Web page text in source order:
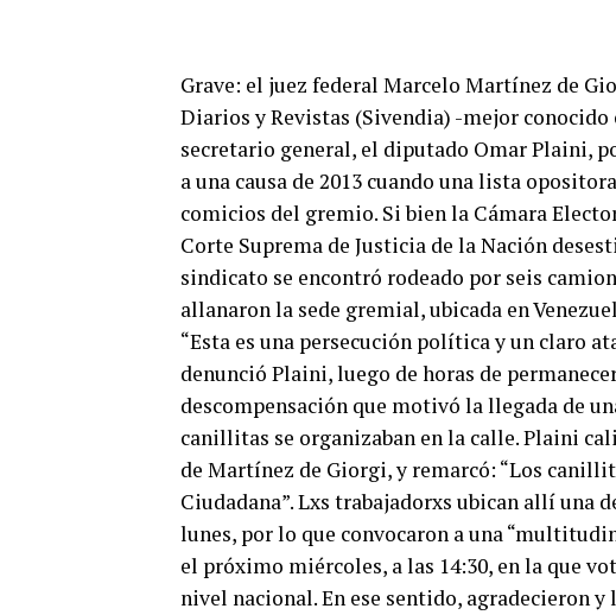
Grave: el juez federal Marcelo Martínez de
Diarios y Revistas (Sivendia) -mejor
secretario general, el diputado Omar Plaini,
a una causa de 2013 cuando una lista
comicios del gremio. Si bien la Cámara
Corte Suprema de Justicia de la Nación
sindicato se encontró rodeado por seis
allanaron la sede gremial, ubicada en
“Esta es una persecución política y un claro
denunció Plaini, luego de horas de
descompensación que motivó la llegada de
canillitas se organizaban en la calle. Plaini
de Martínez de Giorgi, y remarcó: “Los
Ciudadana”. Lxs trabajadorxs ubican allí una
lunes, por lo que convocaron a una
el próximo miércoles, a las 14:30, en la que
nivel nacional. En ese sentido, agradecieron